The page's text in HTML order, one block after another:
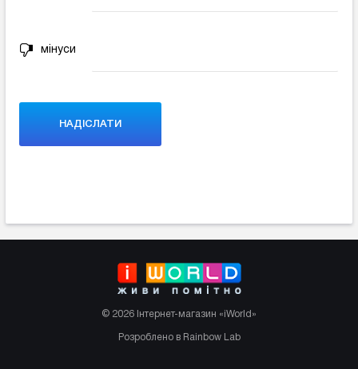
мінуси
© 2026 Інтернет-магазин «iWorld»
Розроблено в Rainbow Lab